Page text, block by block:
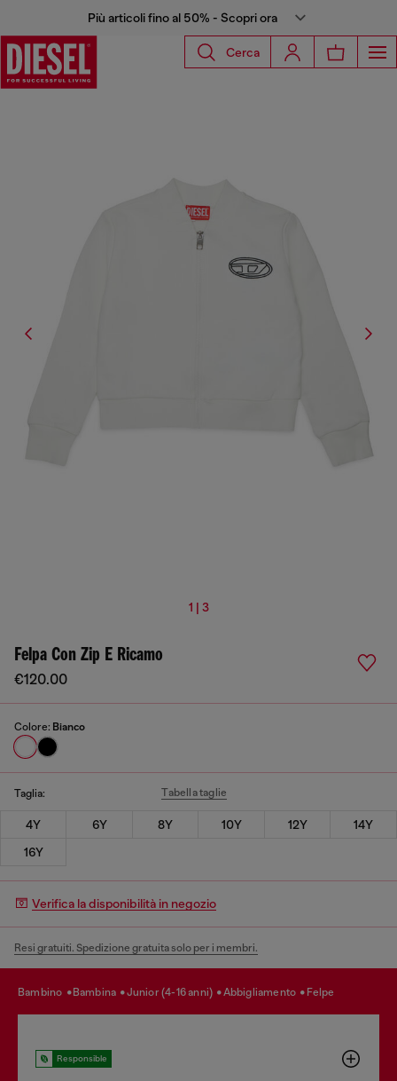
Più articoli fino al 50% - Scopri ora
Cerca
1 | 3
Felpa Con Zip E Ricamo
€120.00
Colore: Bianco
Taglia: Tabella taglie
4Y 6Y 8Y 10Y 12Y
14Y
16Y
Verifica la disponibilità in negozio
Resi gratuiti. Spedizione gratuita solo per i membri.
bambino bambina junior (4-16 anni) abbigliamento felpe
Responsible